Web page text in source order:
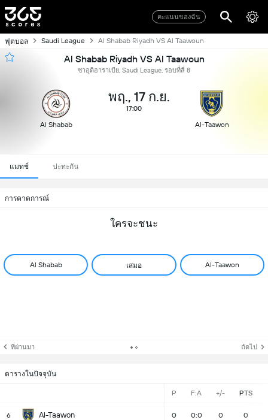
คะแนนของฉัน
ฟุตบอล Saudi League Al Shabab Riyadh VS Al Taawoun
Al Shabab Riyadh VS Al Taawoun
ซาอุดิอาราเบีย, Saudi League, รอบที่สี่ 8
Al Shabab
พฤ., 17 ก.ย.
17:00
Al-Taawon
แมทช์ ปะทะกัน
การคาดการณ์
ใครจะชนะ
Al Shabab เสมอ Al-Taawon
ที่ผ่านมา ถัดไป
ตารางในปัจจุบัน
P F:A +/- PTS
6 Al-Taawon 0 0:0 0 0